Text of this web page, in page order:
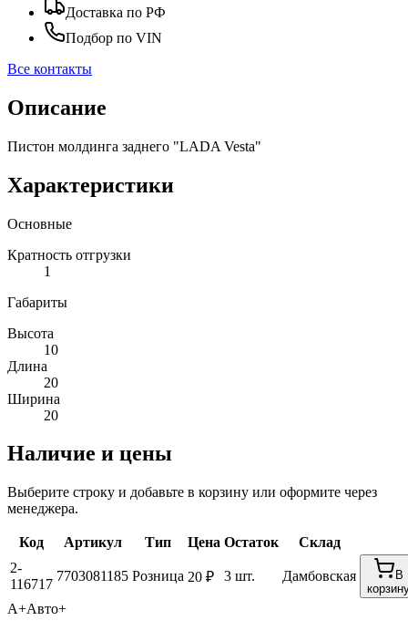
Доставка по РФ
Подбор по VIN
Все контакты
Описание
Пистон молдинга заднего "LADA Vesta"
Характеристики
Основные
Кратность отгрузки
1
Габариты
Высота
10
Длина
20
Ширина
20
Наличие и цены
Выберите строку и добавьте в корзину или оформите через
менеджера.
Код Артикул Тип Цена Остаток
Склад
2-
116717
7703081185 Розница 20 ₽ 3 шт. Дамбовская
В
А+Авто+